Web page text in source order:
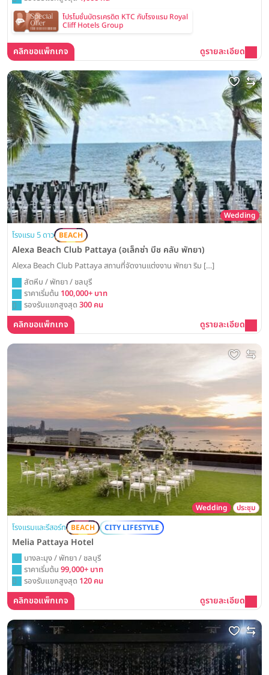
โปรโมชั่นบัตรเครดิต KTC กับโรงแรม Royal
Cliff Hotels Group
คลิกขอแพ็กเกจ ดูรายละเอียด
Wedding
โรงแรม 5 ดาว BEACH
Alexa Beach Club Pattaya (อเล็กซ่า บีช คลับ พัทยา)
Alexa Beach Club Pattaya สถานที่จัดงานแต่งงาน พัทยา ริม […]
สัตหีบ / พัทยา / ชลบุรี
ราคาเริ่มต้น 100,000+ บาท
รองรับแขกสูงสุด 300 คน
คลิกขอแพ็กเกจ ดูรายละเอียด
Wedding ประชุม
โรงแรมและรีสอร์ท BEACH CITY LIFESTYLE
Melia Pattaya Hotel
บางละมุง / พัทยา / ชลบุรี
ราคาเริ่มต้น 99,000+ บาท
รองรับแขกสูงสุด 120 คน
คลิกขอแพ็กเกจ ดูรายละเอียด